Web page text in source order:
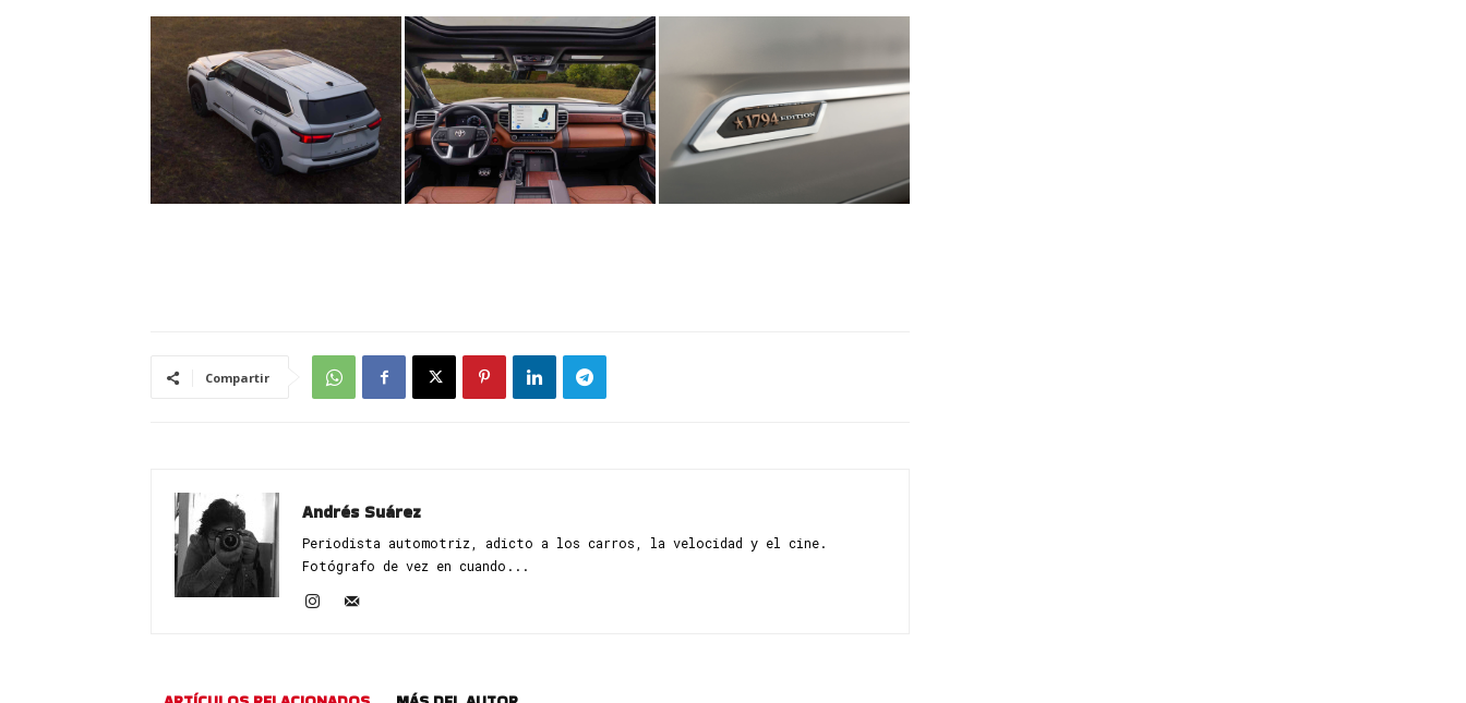
Compartir
Andrés Suárez
Periodista automotriz, adicto a los carros, la velocidad y el cine.
Fotógrafo de vez en cuando...